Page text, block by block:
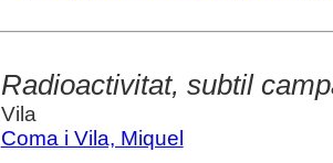
Radioactivitat, subtil
Vila
Coma i Vila, Miquel